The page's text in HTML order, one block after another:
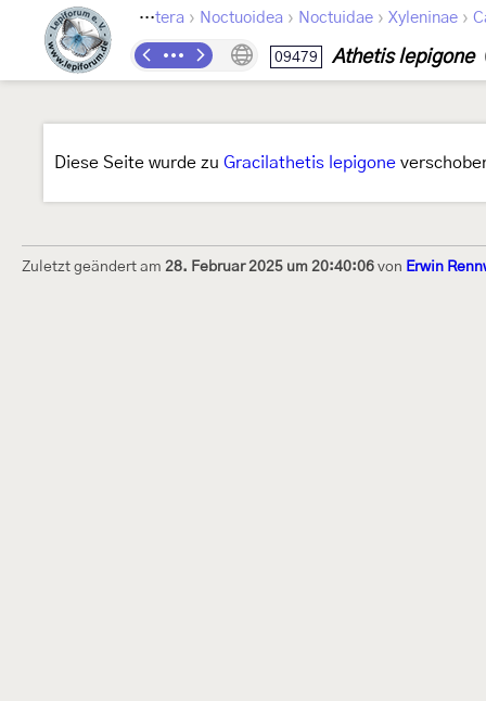
Lepidoptera › Noctuoidea › Noctuidae › Xyleninae ›
09479 Athetis lepigone
Diese Seite wurde zu Gracilathetis lepigone
Zuletzt geändert am 28. Februar 2025 um 20:40:06 von Erwin